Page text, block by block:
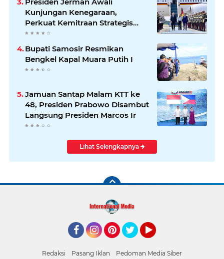
Kunjungan Kenegaraan,
Perkuat Kemitraan Strategis
Indonesia–Jerman
Bupati Samosir Resmikan
Bengkel Kapal Muara Putih I
Jamuan Santap Malam KTT ke
48, Presiden Prabowo Disambut
Langsung Presiden Marcos Ir
Lihat Selengkapnya
Redaksi Pasang Iklan Pedoman Media Siber